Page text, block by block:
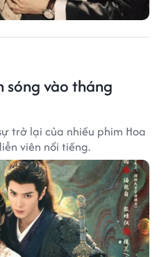
sóng vào tháng
trở lại của nhiều phim Hoa
viên nổi tiếng.